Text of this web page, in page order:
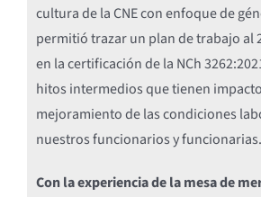
cultura de la CNE con enfoque de
permitió trazar un plan de trabajo al
en la certificación de la NCh
hitos intermedios que tienen
mejoramiento de las condiciones
nuestros funcionarios y funcionarias.
Con la experiencia de la mesa de